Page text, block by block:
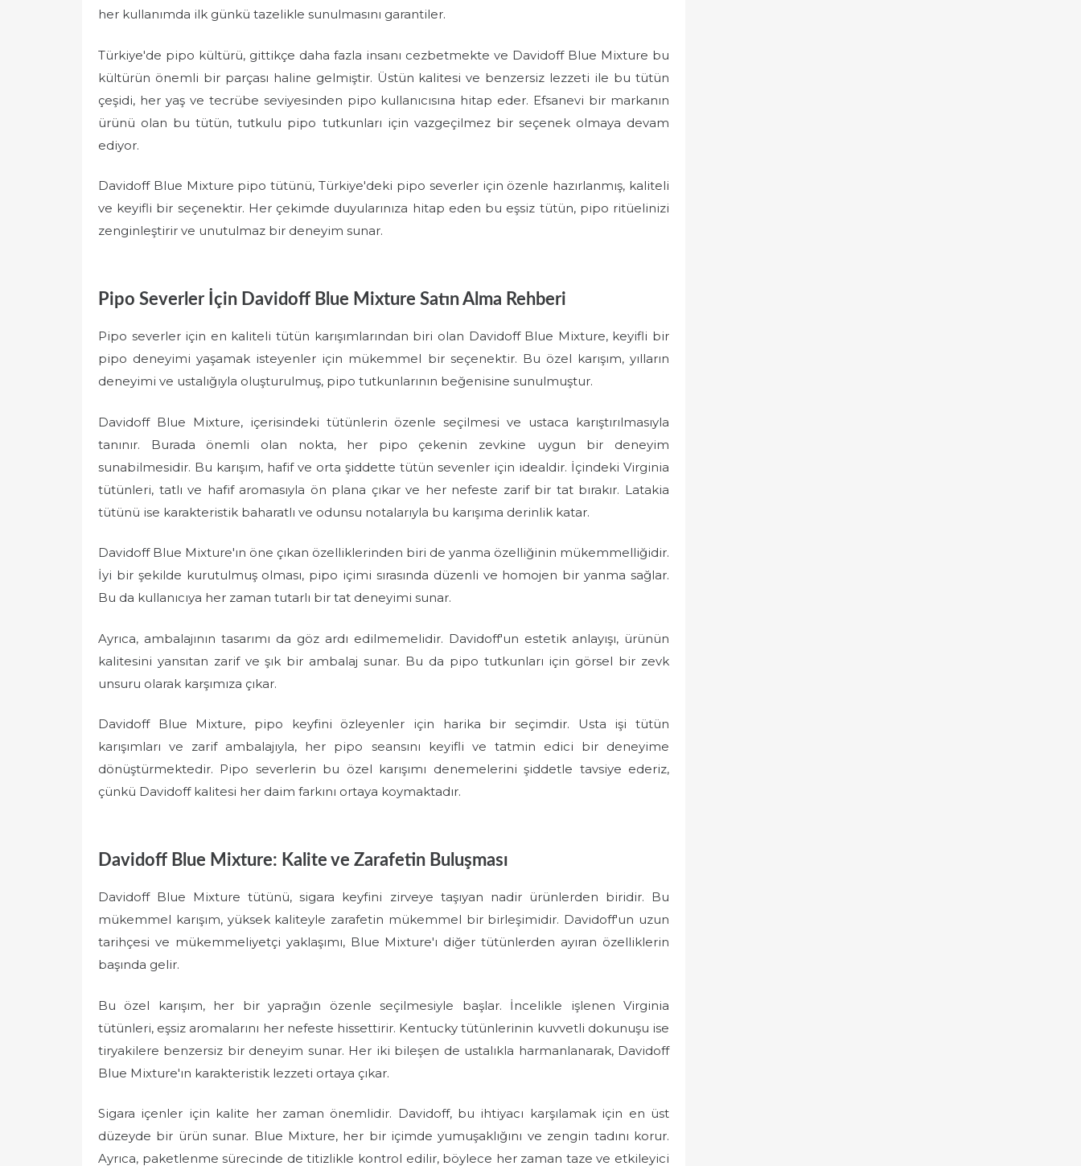
her kullanımda ilk günkü tazelikle sunulmasını garantiler.
Türkiye'de pipo kültürü, gittikçe daha fazla insanı cezbetmekte ve Davidoff Blue Mixture bu
kültürün önemli bir parçası haline gelmiştir. Üstün kalitesi ve benzersiz lezzeti ile bu tütün
çeşidi, her yaş ve tecrübe seviyesinden pipo kullanıcısına hitap eder. Efsanevi bir markanın
ürünü olan bu tütün, tutkulu pipo tutkunları için vazgeçilmez bir seçenek olmaya devam
ediyor.
Davidoff Blue Mixture pipo tütünü, Türkiye'deki pipo severler için özenle hazırlanmış, kaliteli
ve keyifli bir seçenektir. Her çekimde duyularınıza hitap eden bu eşsiz tütün, pipo ritüelinizi
zenginleştirir ve unutulmaz bir deneyim sunar.
Pipo Severler İçin Davidoff Blue Mixture Satın Alma Rehberi
Pipo severler için en kaliteli tütün karışımlarından biri olan Davidoff Blue Mixture, keyifli bir
pipo deneyimi yaşamak isteyenler için mükemmel bir seçenektir. Bu özel karışım, yılların
deneyimi ve ustalığıyla oluşturulmuş, pipo tutkunlarının beğenisine sunulmuştur.
Davidoff Blue Mixture, içerisindeki tütünlerin özenle seçilmesi ve ustaca karıştırılmasıyla
tanınır. Burada önemli olan nokta, her pipo çekenin zevkine uygun bir deneyim
sunabilmesidir. Bu karışım, hafif ve orta şiddette tütün sevenler için idealdir. İçindeki Virginia
tütünleri, tatlı ve hafif aromasıyla ön plana çıkar ve her nefeste zarif bir tat bırakır. Latakia
tütünü ise karakteristik baharatlı ve odunsu notalarıyla bu karışıma derinlik katar.
Davidoff Blue Mixture'ın öne çıkan özelliklerinden biri de yanma özelliğinin mükemmelliğidir.
İyi bir şekilde kurutulmuş olması, pipo içimi sırasında düzenli ve homojen bir yanma sağlar.
Bu da kullanıcıya her zaman tutarlı bir tat deneyimi sunar.
Ayrıca, ambalajının tasarımı da göz ardı edilmemelidir. Davidoff'un estetik anlayışı, ürünün
kalitesini yansıtan zarif ve şık bir ambalaj sunar. Bu da pipo tutkunları için görsel bir zevk
unsuru olarak karşımıza çıkar.
Davidoff Blue Mixture, pipo keyfini özleyenler için harika bir seçimdir. Usta işi tütün
karışımları ve zarif ambalajıyla, her pipo seansını keyifli ve tatmin edici bir deneyime
dönüştürmektedir. Pipo severlerin bu özel karışımı denemelerini şiddetle tavsiye ederiz,
çünkü Davidoff kalitesi her daim farkını ortaya koymaktadır.
Davidoff Blue Mixture: Kalite ve Zarafetin Buluşması
Davidoff Blue Mixture tütünü, sigara keyfini zirveye taşıyan nadir ürünlerden biridir. Bu
mükemmel karışım, yüksek kaliteyle zarafetin mükemmel bir birleşimidir. Davidoff'un uzun
tarihçesi ve mükemmeliyetçi yaklaşımı, Blue Mixture'ı diğer tütünlerden ayıran özelliklerin
başında gelir.
Bu özel karışım, her bir yaprağın özenle seçilmesiyle başlar. İncelikle işlenen Virginia
tütünleri, eşsiz aromalarını her nefeste hissettirir. Kentucky tütünlerinin kuvvetli dokunuşu ise
tiryakilere benzersiz bir deneyim sunar. Her iki bileşen de ustalıkla harmanlanarak, Davidoff
Blue Mixture'ın karakteristik lezzeti ortaya çıkar.
Sigara içenler için kalite her zaman önemlidir. Davidoff, bu ihtiyacı karşılamak için en üst
düzeyde bir ürün sunar. Blue Mixture, her bir içimde yumuşaklığını ve zengin tadını korur.
Ayrıca, paketlenme sürecinde de titizlikle kontrol edilir, böylece her zaman taze ve etkileyici